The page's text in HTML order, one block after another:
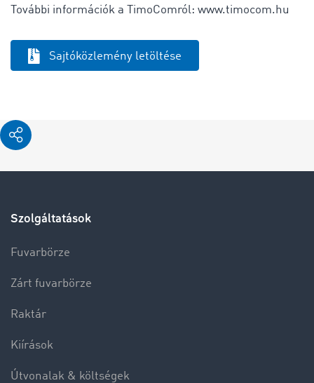
További információk a TimoComról: www.timocom.hu
Sajtóközlemény letöltése
Szolgáltatások
Fuvarbörze
Zárt fuvarbörze
Raktár
Kiírások
Útvonalak & költségek